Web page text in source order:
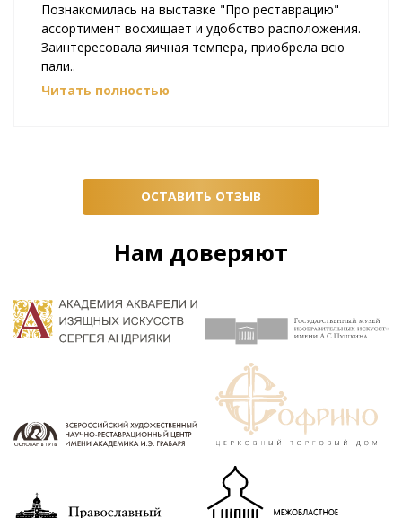
Познакомилась на выставке "Про реставрацию"
ассортимент восхищает и удобство расположения.
Заинтересовала яичная темпера, приобрела всю
пали..
Читать полностью
ОСТАВИТЬ ОТЗЫВ
Нам доверяют